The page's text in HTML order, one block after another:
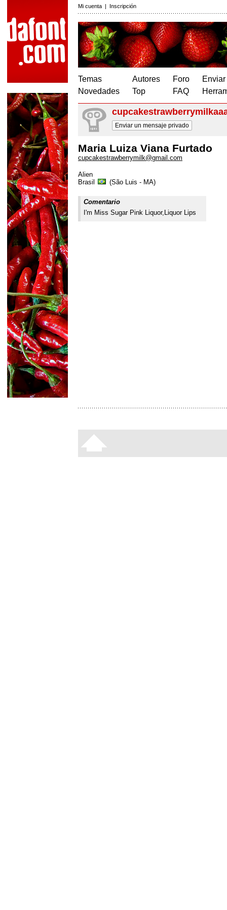
Mi cuenta | Inscripción
Temas
Novedades
Autores
Top
Foro
FAQ
Enviar un mensaje privado
Maria Luiza Viana Furtado
cupcakestrawberrymilk@gmail.com
Alien
Brasil
(São Luis - MA)
Comentario
I'm Miss Sugar Pink Liquor,Liquor Lips